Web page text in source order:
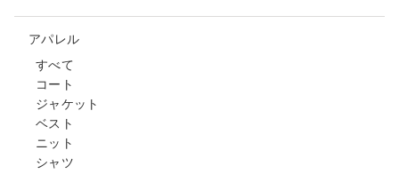
アパレル
すべて
コート
ジャケット
ベスト
ニット
シャツ